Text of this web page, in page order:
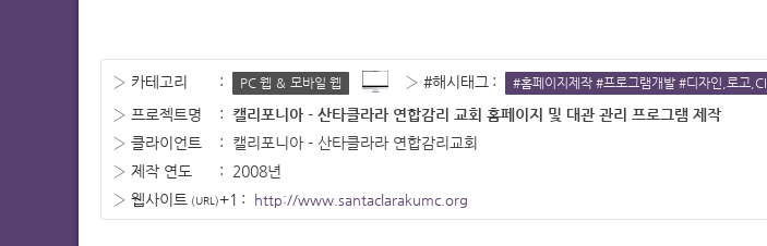
› 카테고리 : PC 웹 ＆ 모바일 웹 › #해시태그 : #홈페이지제작 #프로그램개발 #디자인,로고,CI
› 프로젝트명 :
캘리포니아 - 산타클라라 연합감리 교회 홈페이지 및 대관 관리 프로그램 제작
› 클라이언트
:
캘리포니아 - 산타클라라 연합감리교회
› 제작 연도
:
2008년
› 웹사이트 (URL)+1 : http://www.santaclarakumc.org